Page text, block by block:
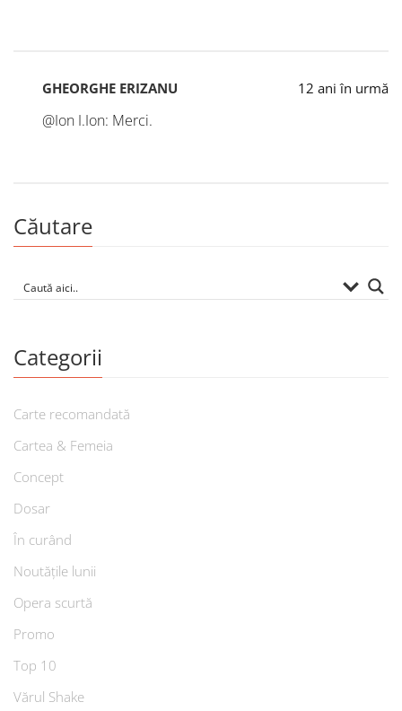
GHEORGHE ERIZANU 12 ani în urmă
@Ion I.Ion: Merci.
Căutare
Categorii
Carte recomandată
Cartea & Femeia
Concept
Dosar
În curând
Noutățile lunii
Opera scurtă
Promo
Top 10
Vărul Shake